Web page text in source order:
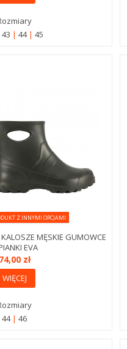
43 44 45
Z INNYMI OPCJAMI
MĘSKIE GUMOWCE
EVA
74,00 zł
WIĘCEJ
44
46